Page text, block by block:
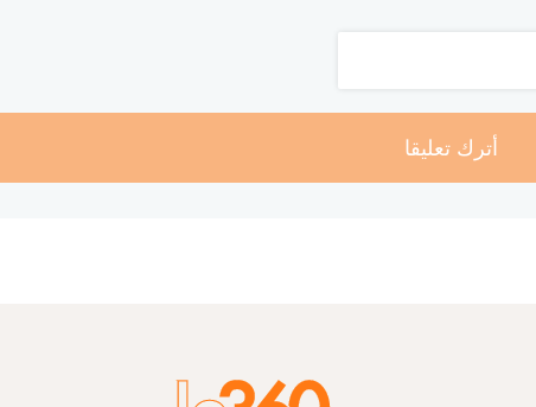
أترك تعليقا